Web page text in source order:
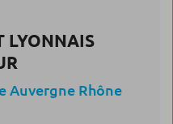
LYONNAIS
Auvergne Rhône